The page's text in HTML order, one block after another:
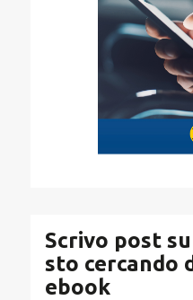
Scrivo post
sto cercando
ebook